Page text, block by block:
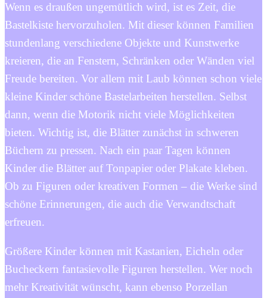
Wenn es draußen ungemütlich wird, ist es Zeit, die
Bastelkiste hervorzuholen. Mit dieser können Familien
stundenlang verschiedene Objekte und Kunstwerke
kreieren, die an Fenstern, Schränken oder Wänden viel
Freude bereiten. Vor allem mit Laub können schon viele
kleine Kinder schöne Bastelarbeiten herstellen. Selbst
dann, wenn die Motorik nicht viele Möglichkeiten
bieten. Wichtig ist, die Blätter zunächst in schweren
Büchern zu pressen. Nach ein paar Tagen können
Kinder die Blätter auf Tonpapier oder Plakate kleben.
Ob zu Figuren oder kreativen Formen – die Werke sind
schöne Erinnerungen, die auch die Verwandtschaft
erfreuen.
Größere Kinder können mit Kastanien, Eicheln oder
Bucheckern fantasievolle Figuren herstellen. Wer noch
mehr Kreativität wünscht, kann ebenso Porzellan